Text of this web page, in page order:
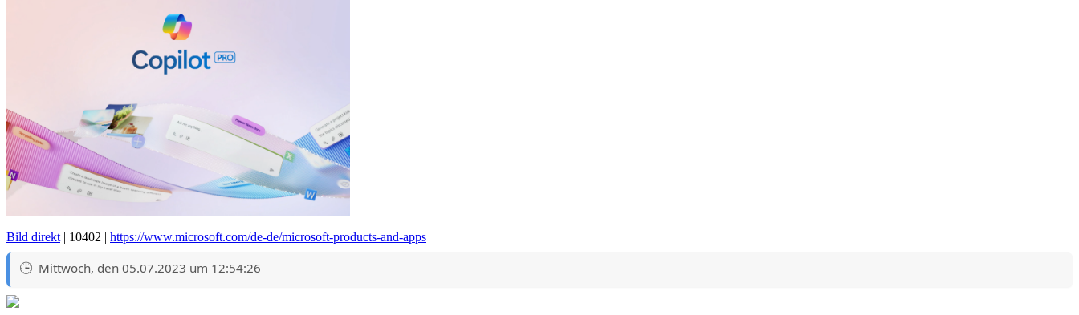
Bild direkt | 10402 | https://www.microsoft.com/de-de/microsoft-products-and-apps
Mittwoch, den 05.07.2023 um 12:54:26